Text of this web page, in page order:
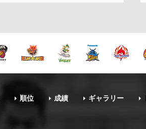
順位 成績 ギャラリー